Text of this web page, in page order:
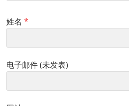
姓名 *
电子邮件 (未发表)